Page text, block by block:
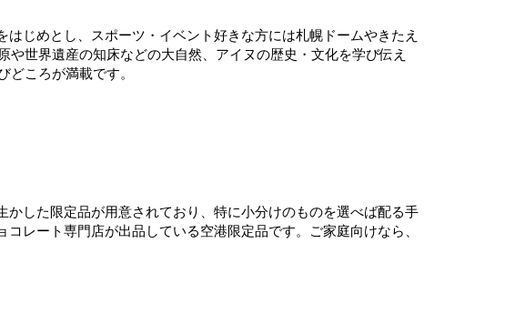
じめとし、スポーツ・イベント好きな方には札幌ドームやきたえ
世界遺産の知床などの大自然、アイヌの歴史・文化を学び伝え
どころが満載です。
した限定品が用意されており、特に小分けのものを選べば配る手
レート専門店が出品している空港限定品です。ご家庭向けなら、